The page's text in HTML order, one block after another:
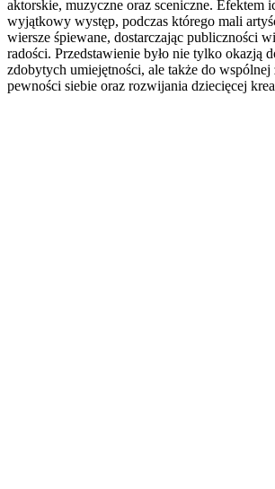
aktorskie, muzyczne oraz sceniczne. Efektem
wyjątkowy występ, podczas którego mali
wiersze śpiewane, dostarczając publiczności
radości. Przedstawienie było nie tylko okazją
zdobytych umiejętności, ale także do
pewności siebie oraz rozwijania dziecięcej